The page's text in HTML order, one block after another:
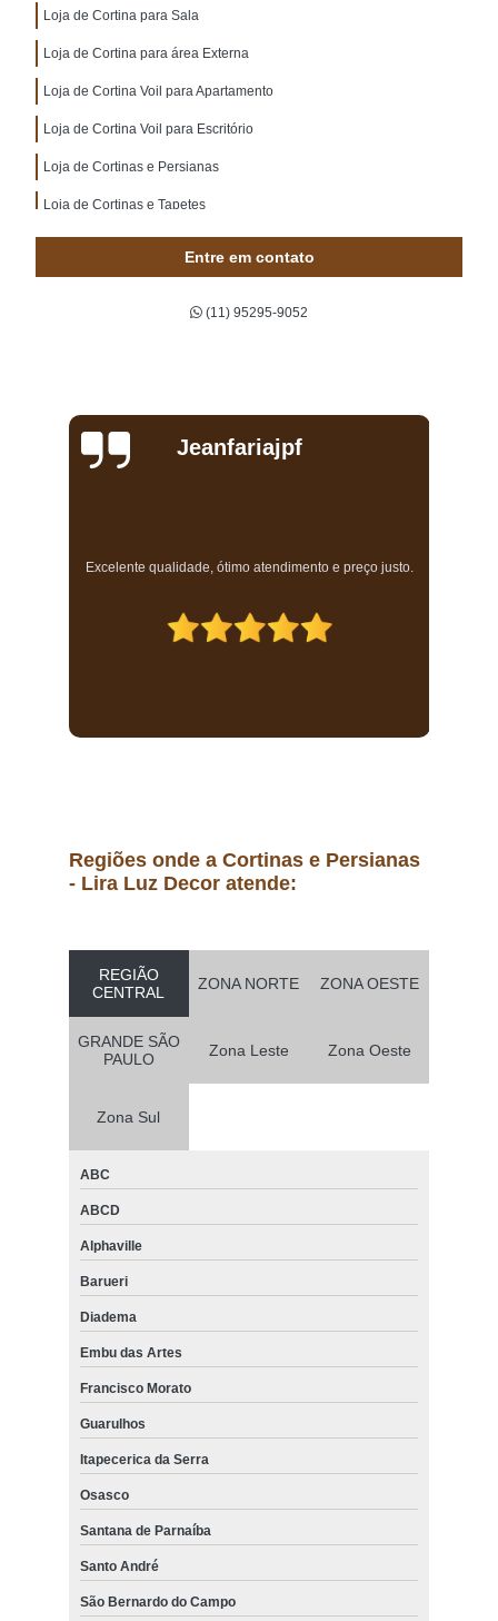
Loja de Cortina para Sala
Loja de Cortina para área Externa
Loja de Cortina Voil para Apartamento
Loja de Cortina Voil para Escritório
Loja de Cortinas e Persianas
Loja de Cortinas e Tapetes
Entre em contato
(11) 95295-9052
Jeanfariajpf
Excelente qualidade, ótimo atendimento e preço justo.
Regiões onde a Cortinas e Persianas
- Lira Luz Decor atende:
REGIÃO
CENTRAL
ZONA NORTE ZONA OESTE
GRANDE SÃO
PAULO
Zona Leste Zona Oeste
Zona Sul
ABC
ABCD
Alphaville
Barueri
Diadema
Embu das Artes
Francisco Morato
Guarulhos
Itapecerica da Serra
Osasco
Santana de Parnaíba
Santo André
São Bernardo do Campo